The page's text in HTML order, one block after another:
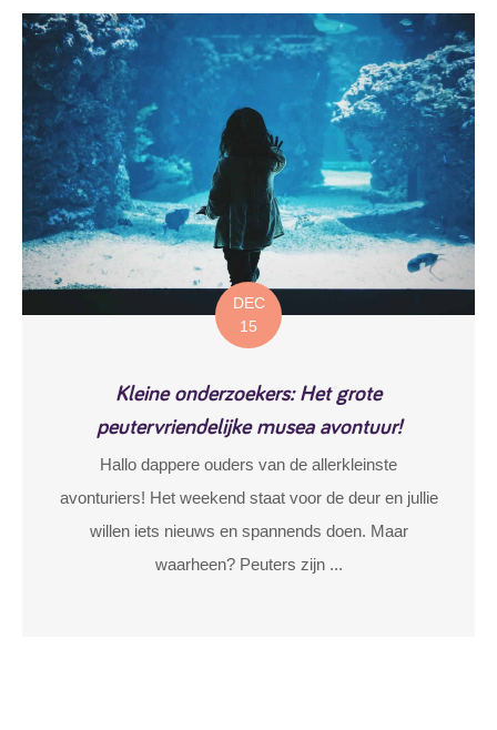
DEC
15
Kleine onderzoekers: Het grote
peutervriendelijke musea avontuur!
Hallo dappere ouders van de allerkleinste
avonturiers! Het weekend staat voor de deur en jullie
willen iets nieuws en spannends doen. Maar
waarheen? Peuters zijn ...